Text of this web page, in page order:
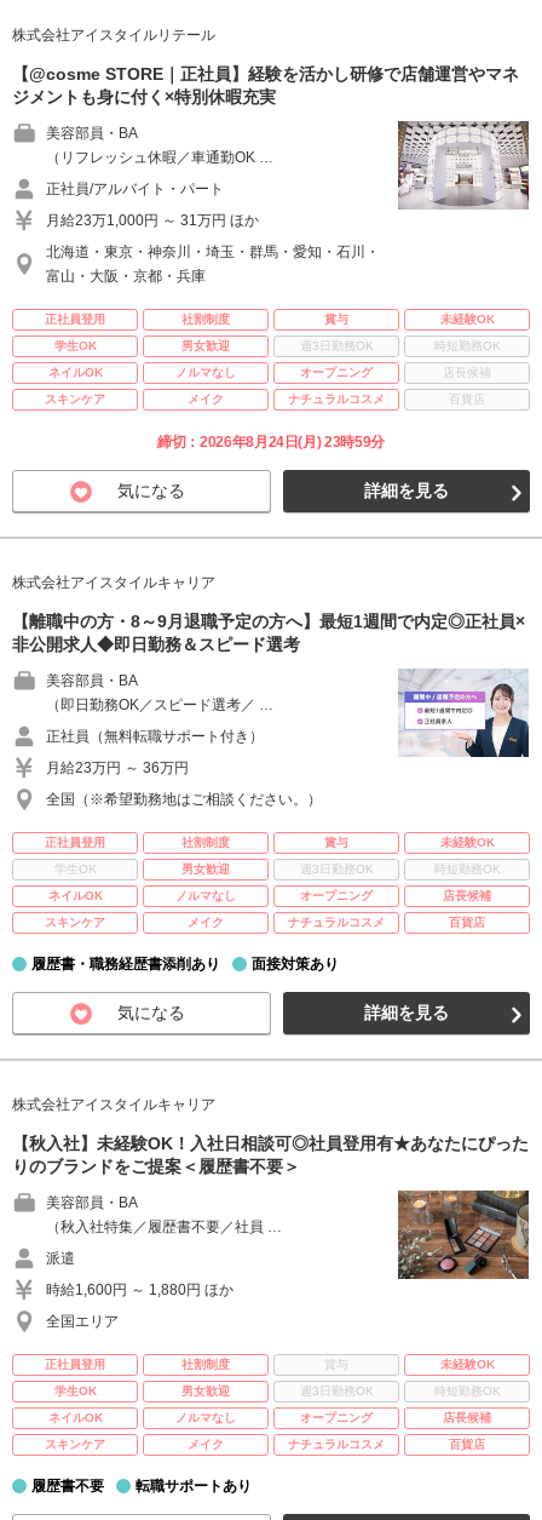
株式会社アイスタイルリテール
【@cosme STORE｜正社員】経験を活かし研修で店舗運営やマネ
ジメントも身に付く×特別休暇充実
美容部員・BA
（リフレッシュ休暇／車通勤OK …
正社員/アルバイト・パート
月給23万1,000円 ～ 31万円 ほか
北海道・東京・神奈川・埼玉・群馬・愛知・石川・
富山・大阪・京都・兵庫
正社員登用 社割制度 賞与
未経験OK
学生OK
男女歓迎 週3日勤務OK
時短勤務OK
ネイルOK
ノルマなし オープニング
店長候補
スキンケア
メイク ナチュラルコスメ 百貨店
締切：2026年8月24日(月) 23時59分
気になる 詳細を見る
株式会社アイスタイルキャリア
【離職中の方・8～9月退職予定の方へ】最短1週間で内定◎正社員×
非公開求人◆即日勤務＆スピード選考
美容部員・BA
（即日勤務OK／スピード選考／ …
正社員（無料転職サポート付き）
月給23万円 ～ 36万円
全国（※希望勤務地はご相談ください。）
正社員登用 社割制度 賞与
未経験OK
学生OK
男女歓迎 週3日勤務OK
時短勤務OK
ネイルOK
ノルマなし オープニング
店長候補
スキンケア
メイク ナチュラルコスメ 百貨店
履歴書・職務経歴書添削あり 面接対策あり
気になる 詳細を見る
株式会社アイスタイルキャリア
【秋入社】未経験OK！入社日相談可◎社員登用有★あなたにぴった
りのブランドをご提案＜履歴書不要＞
美容部員・BA
（秋入社特集／履歴書不要／社員 …
派遣
時給1,600円 ～ 1,880円 ほか
全国エリア
正社員登用 社割制度 賞与
未経験OK
学生OK
男女歓迎 週3日勤務OK
時短勤務OK
ネイルOK
ノルマなし オープニング
店長候補
スキンケア
メイク ナチュラルコスメ 百貨店
履歴書不要 転職サポートあり